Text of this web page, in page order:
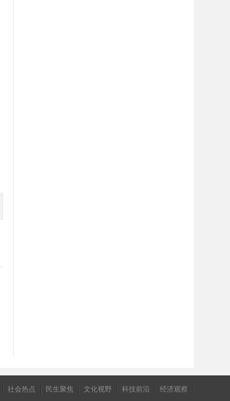
社会热点 民生聚焦 文化视野 科技前沿 经济观察